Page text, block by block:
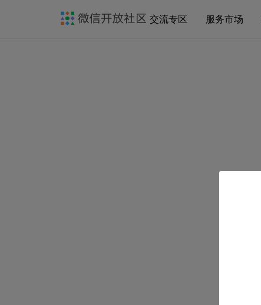
交流专区 服务市场